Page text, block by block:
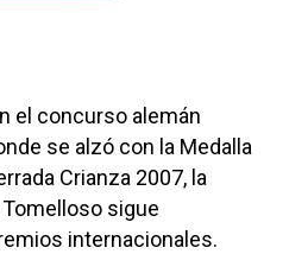
el concurso alemán
se alzó con la Medalla
Crianza 2007, la
sigue
internacionales.